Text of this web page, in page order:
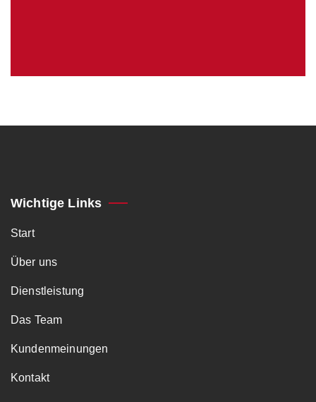
Wichtige Links
Start
Über uns
Dienstleistung
Das Team
Kundenmeinungen
Kontakt